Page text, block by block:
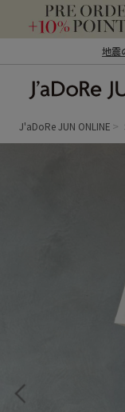
地震
ン オンライン）
J'aDoRe JUN ONLINE